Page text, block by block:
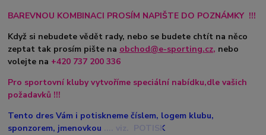
BAREVNOU KOMBINACI PROSÍM NAPIŠTE DO POZNÁMKY !!!
Když si nebudete vědět rady, nebo se budete chtít na něco
zeptat tak prosím pište na obchod@e-sporting.cz, nebo
volejte na +420 737 200 336
Pro sportovní kluby vytvoříme speciální nabídku,dle vašich
požadavků !!!
Tento dres Vám i potiskneme číslem, logem klubu,
sponzorem, jmenovkou .... viz. POTISK